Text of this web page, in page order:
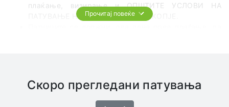
плаќање, визирање и ОПШТИТЕ УСЛОВИ НА
ПАТУВАЊЕ НА ТА ЦЕЛ СВЕТ од СКОПЈЕ.
патување и да ги почитува важечките законски
царински прописи.
Во превозните средства најстрого е забрането
Прочитај повеќе
Скоро прегледани патувања